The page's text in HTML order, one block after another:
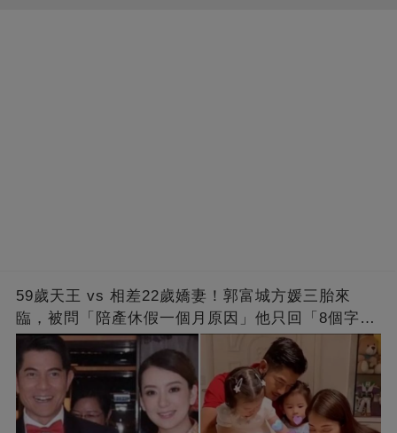
59歲天王 vs 相差22歲嬌妻！郭富城方媛三胎來
臨，被問「陪產休假一個月原因」他只回「8個字」
被贊爆